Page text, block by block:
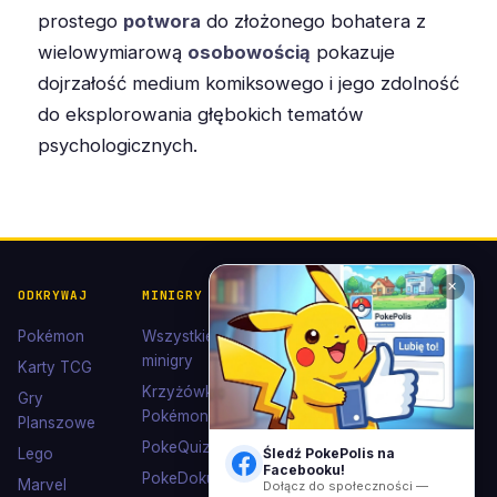
prostego potwora do złożonego bohatera z
wielowymiarową osobowością pokazuje
dojrzałość medium komiksowego i jego zdolność
do eksplorowania głębokich tematów
psychologicznych.
ODKRYWAJ
Pokémon
Karty TCG
Gry
Planszowe
Lego
Marvel
MINIGRY
Wszystkie
minigry
Krzyżówki
Pokémon
PokeQuiz
PokeDoku
POKÉDEX I
KOLEKCJE
Pokédex
Ewolucje
Eevee
Kolekcje
Kolorowanki
POMOC I
KONTAKT
Kontakt
Wsparcie
Polub nas
✕
Śledź PokePolis na
Facebooku!
Dołącz do społeczności —